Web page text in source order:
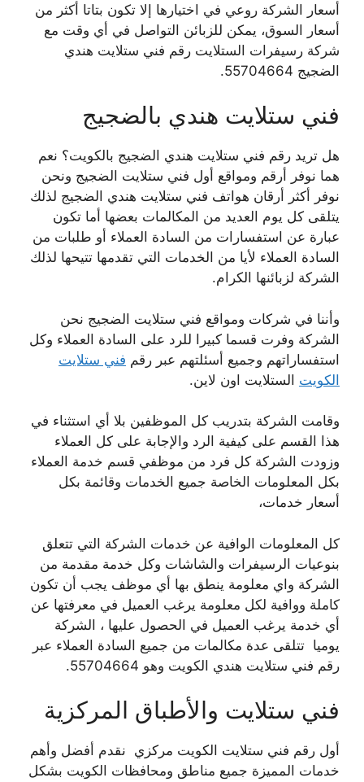
أسعار الشركة روعي في اختيارها إلا تكون بتاتا أكثر من
أسعار السوق، يمكن للزبائن التواصل في أي وقت مع
شركة رسيفرات الستلايت رقم فني ستلايت هندي
الضجيج 55704664.
فني ستلايت هندي بالضجيج
هل تريد رقم فني ستلايت هندي الضجيج بالكويت؟ نعم
هما نوفر أرقم ومواقع أول فني ستلايت الضجيج ونحن
نوفر أكثر أرقان هواتف فني ستلايت هندي الضجيج لذلك
يتلقى كل يوم العديد من المكالمات بعضها أما تكون
عبارة عن استفسارات من السادة العملاء أو طلبات من
السادة العملاء لأيا من الخدمات التي تقدمها تتيحها لذلك
الشركة لزبائنها الكرام.
وأننا في شركات ومواقع فني ستلايت الضجيج نحن
الشركة وفرت قسما كبيرا للرد على السادة العملاء وكل
استفساراتهم وجميع أسئلتهم عبر رقم فني ستلايت
الكويت الستلايت اون لاين.
وقامت الشركة بتدريب كل الموظفين بلا أي استثناء في
هذا القسم على كيفية الرد والإجابة على كل العملاء
وزودت الشركة كل فرد من موظفي قسم خدمة العملاء
بكل المعلومات الخاصة جميع الخدمات وقائمة بكل
أسعار خدمات،
كل المعلومات الوافية عن خدمات الشركة التي تتعلق
بنوعيات الرسيفرات والشاشات وكل خدمة مقدمة من
الشركة واي معلومة ينطق بها أي موظف يجب أن تكون
كاملة ووافية لكل معلومة يرغب العميل في معرفتها عن
أي خدمة يرغب العميل في الحصول عليها ، الشركة
يوميا تتلقى عدة مكالمات من جميع السادة العملاء عبر
رقم فني ستلايت هندي الكويت وهو 55704664.
فني ستلايت والأطباق المركزية
أول رقم فني ستلايت الكويت مركزي نقدم أفضل وأهم
خدمات المميزة جميع مناطق ومحافظات الكويت بشكل